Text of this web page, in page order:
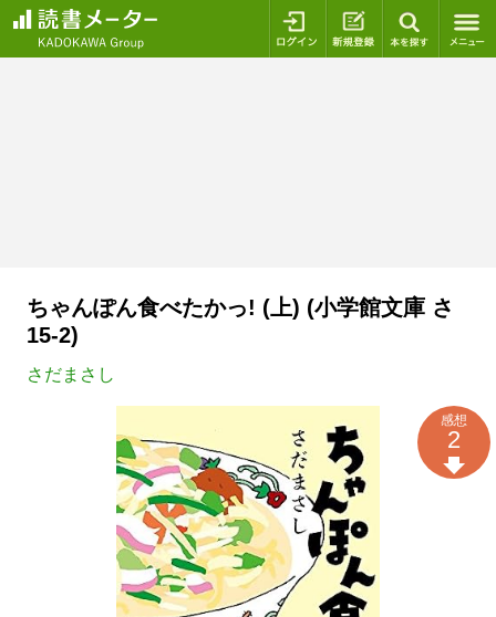
ログイン 新規登録
ちゃんぽん食べたかっ! (上) (小学館文庫 さ
15-2)
さだまさし
感想
2